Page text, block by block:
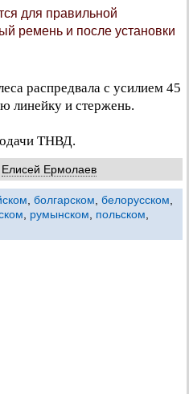
для правильной
ремень и после установки
распредвала с усилием 45
линейку и стержень.
ТНВД.
Елисей Ермолаев
болгарском белорусском
румынском польском